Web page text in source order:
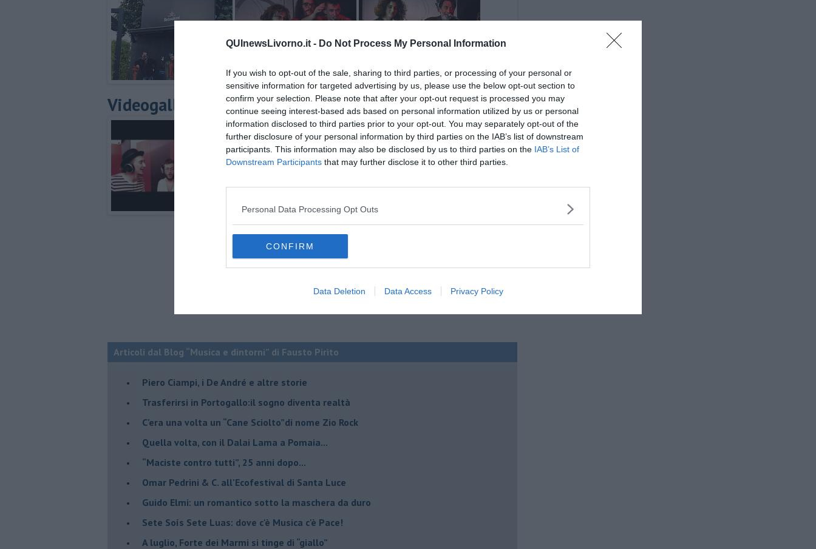
QUInewsLivorno.it - Do Not Process My Personal Information
If you wish to opt-out of the sale, sharing to third parties, or processing of your personal or
sensitive information for targeted advertising by us, please use the below opt-out section to
confirm your selection. Please note that after your opt-out request is processed you may
continue seeing interest-based ads based on personal information utilized by us or personal
information disclosed to third parties prior to your opt-out. You may separately opt-out of the
further disclosure of your personal information by third parties on the IAB’s list of downstream
participants. This information may also be disclosed by us to third parties on the IAB’s List of
Downstream Participants that may further disclose it to other third parties.
Personal Data Processing Opt Outs
CONFIRM
Data Deletion Data Access Privacy Policy
Videogallery
Articoli dal Blog “Musica e dintorni” di Fausto Pirìto
​Piero Ciampi, i De André e altre storie
​Trasferirsi in Portogallo:il sogno diventa realtà
​C'era una volta un “Cane Sciolto”di nome Zio Rock
Quella volta, con il Dalai Lama a Pomaia...
​“Maciste contro tutti”, 25 anni dopo...
​Omar Pedrini & C. all'Ecofestival di Santa Luce
Guido Elmi: un romantico sotto la maschera da duro
Sete Soís Sete Luas: dove c'è Musica c'è Pace!
​A luglio, Forte dei Marmi si tinge di “giallo”